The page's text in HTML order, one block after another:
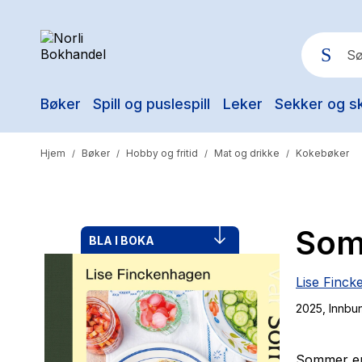
Bøker Spill og puslespill Leker Sekker og
Hjem / Bøker / Hobby og fritid / Mat og drikke / Kokebøker
Lise
2025 ,
BLA I BOKA